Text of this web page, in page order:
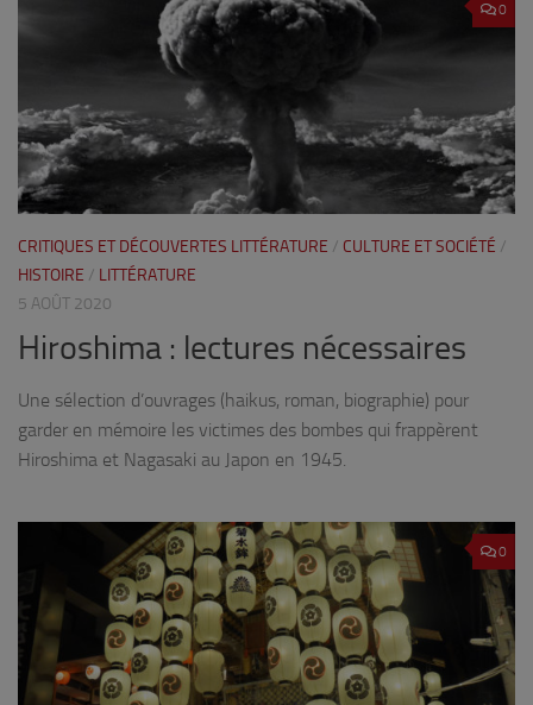
0
CRITIQUES ET DÉCOUVERTES LITTÉRATURE / CULTURE ET SOCIÉTÉ /
HISTOIRE / LITTÉRATURE
5 AOÛT 2020
Hiroshima : lectures nécessaires
Une sélection d’ouvrages (haikus, roman, biographie) pour
garder en mémoire les victimes des bombes qui frappèrent
Hiroshima et Nagasaki au Japon en 1945.
0